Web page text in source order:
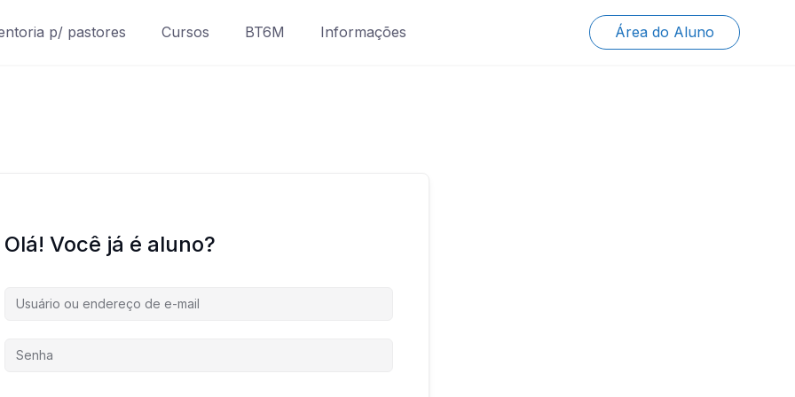
p/ pastores Cursos BT6M Informações Área do Aluno
Olá! Você já é aluno?